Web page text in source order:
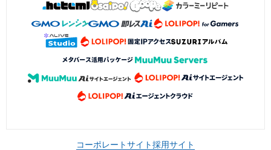
コーポレートサイト採用サイト